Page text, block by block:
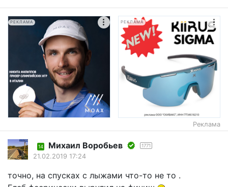
РЕКЛАМА РЕКЛАМА
Реклама
14 Mихаил Воробьев 1771
21.02.2019 17:24
точно, на спусках с лыжами что-то не то .